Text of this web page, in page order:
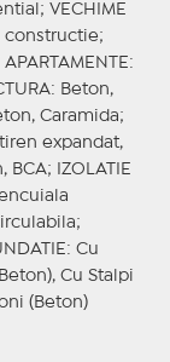
VECHIME
constructie;
APARTAMENTE :
: Beton,
Caramida;
expandat,
BCA;
IZOLATIE
: Cu
Cu Stalpi
(Beton)